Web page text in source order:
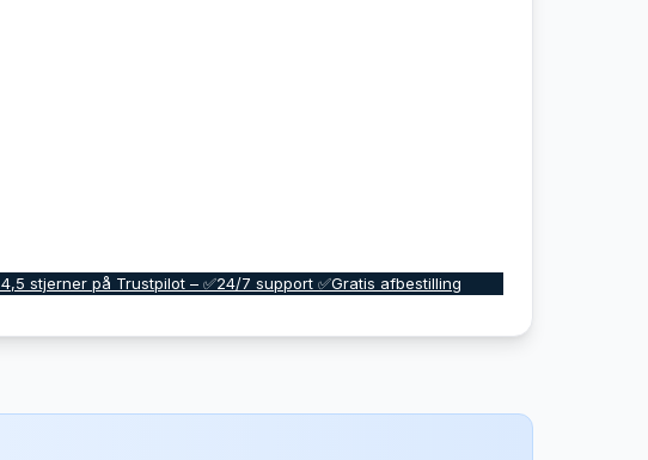
4,5 stjerner på Trustpilot – ✅24/7 support ✅Gratis afbestilling